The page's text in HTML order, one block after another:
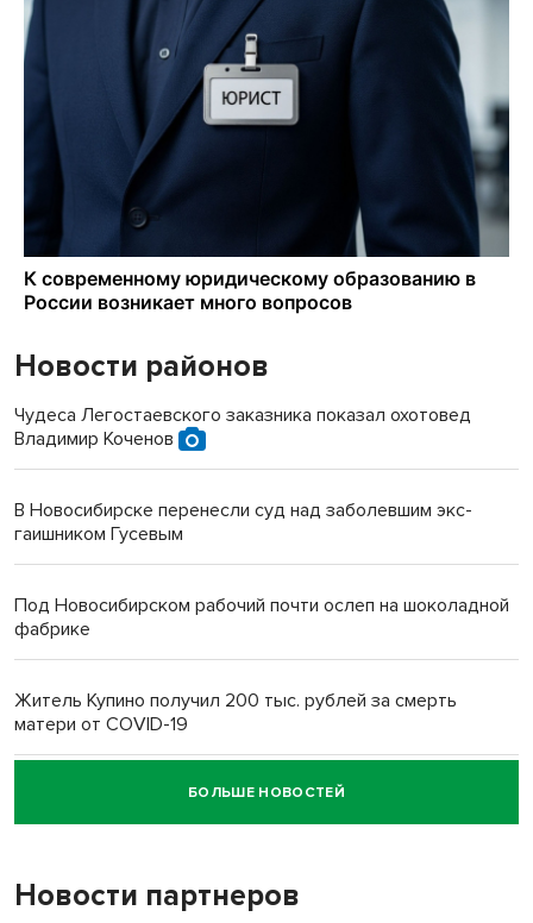
Новости районов
Чудеса Легостаевского заказника показал охотовед
Владимир Коченов
В Новосибирске перенесли суд над заболевшим экс-
гаишником Гусевым
Под Новосибирском рабочий почти ослеп на шоколадной
фабрике
Житель Купино получил 200 тыс. рублей за смерть
матери от COVID-19
Новосибирский суд наказал водителя за смерть
пенсионерки на вокзале
БОЛЬШЕ НОВОСТЕЙ
Новости партнеров